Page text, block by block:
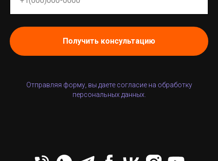
Получить консультацию
Отправляя форму, вы даете согласие на обработку
персональных данных.